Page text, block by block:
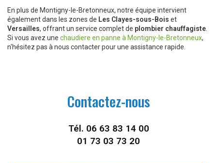
En plus de Montigny-le-Bretonneux, notre équipe intervient
également dans les zones de Les Clayes-sous-Bois et
Versailles, offrant un service complet de plombier chauffagiste
Si vous avez une chaudiere en panne à Montigny-le-Bretonneux,
n'hésitez pas à nous contacter pour une assistance rapide.
Contactez-nous
Tél. 06 63 83 14 00
01 73 03 73 20